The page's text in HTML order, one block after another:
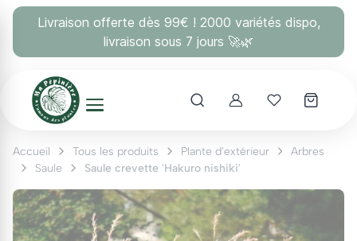
Livraison offerte dès 99€ ! 2000 variétés dispo,
livraison sous 7 jours 🚀🌿
AccountMes coups
Accueil Tous les produits Plante d'extérieur
Arbres
Saule
Saule crevette 'Hakuro nishiki'
Panneau de gestion des cookies